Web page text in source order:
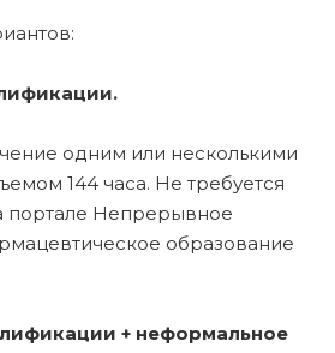
одним или несколькими
144 часа. Не требуется
портале Непрерывное
образование
+ неформальное